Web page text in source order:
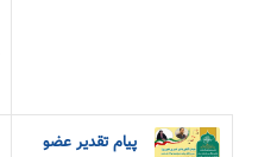
پیام تقدیر عضو